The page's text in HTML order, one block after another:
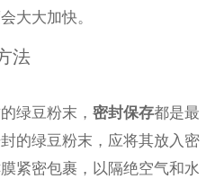
大大加快。
法
绿豆粉末， 密封保存都是最
的绿豆粉末，应将其放入密
紧密包裹，以隔绝空气和水